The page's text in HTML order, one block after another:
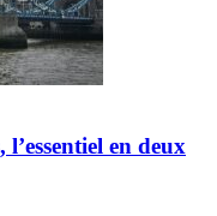
en deux